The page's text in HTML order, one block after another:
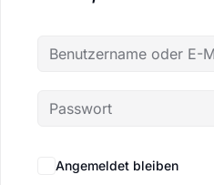
Angemeldet bleiben